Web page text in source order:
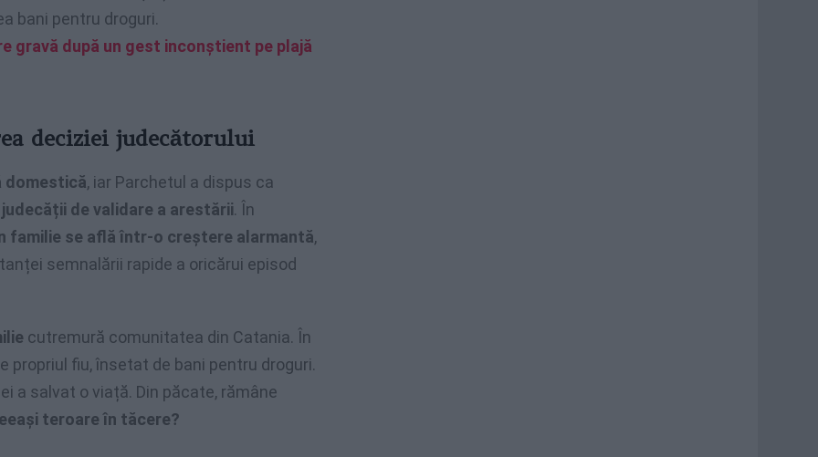
bani pentru droguri.
gravă după un gest inconștient pe plajă
deciziei judecătorului
domestică, iar Parchetul a dispus ca
judecății de validare a arestării. În
familie se află într-o creștere alarmantă,
semnalării rapide a oricărui episod
cutremură comunitatea din Catania. În
fiu, însetat de bani pentru droguri.
a salvat o viață. Din păcate, rămâne
teroare în tăcere?